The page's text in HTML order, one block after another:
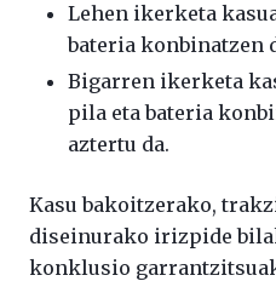
Lehen ikerketa
bateria konbinatzen
Bigarren ikerketa
pila eta bateria
aztertu da.
Kasu bakoitzerako,
diseinurako irizpide
konklusio